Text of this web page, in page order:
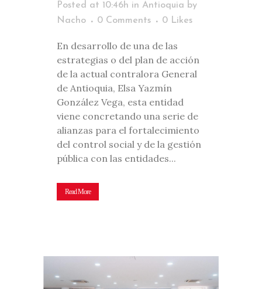
Posted at 10:46h in Antioquia by
Nacho
0 Comments 0 Likes
En desarrollo de una de las
estrategias o del plan de acción
de la actual contralora General
de Antioquia, Elsa Yazmín
González Vega, esta entidad
viene concretando una serie de
alianzas para el fortalecimiento
del control social y de la gestión
pública con las entidades...
Read More